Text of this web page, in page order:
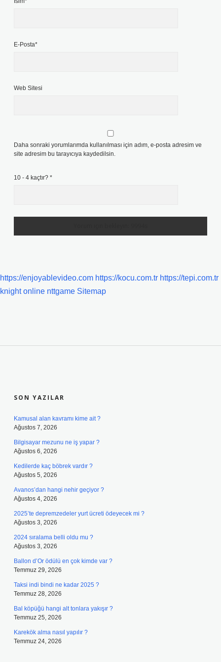
E-Posta*
Web Sitesi
Daha sonraki yorumlarımda kullanılması için adım, e-posta adresim ve
site adresim bu tarayıcıya kaydedilsin.
10 - 4 kaçtır? *
https://enjoyablevideo.com https://kocu.com.tr https://tepi.com.tr
knight online nttgame Sitemap
SON YAZILAR
Kamusal alan kavramı kime ait ?
Ağustos 7, 2026
Bilgisayar mezunu ne iş yapar ?
Ağustos 6, 2026
Kedilerde kaç böbrek vardır ?
Ağustos 5, 2026
Avanos’dan hangi nehir geçiyor ?
Ağustos 4, 2026
2025’te depremzedeler yurt ücreti ödeyecek mi ?
Ağustos 3, 2026
2024 sıralama belli oldu mu ?
Ağustos 3, 2026
Ballon d’Or ödülü en çok kimde var ?
Temmuz 29, 2026
Taksi indi bindi ne kadar 2025 ?
Temmuz 28, 2026
Bal köpüğü hangi alt tonlara yakışır ?
Temmuz 25, 2026
Karekök alma nasıl yapılır ?
Temmuz 24, 2026